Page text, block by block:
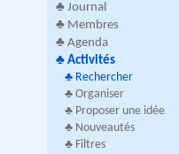
♣ Journal
♣ Membres
♣ Agenda
♣ Activités
♣ Rechercher
♣ Organiser
♣ Proposer une idée
♣ Nouveautés
♣ Filtres